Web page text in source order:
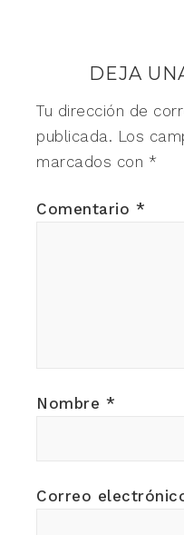
DEJA
Tu dirección de
publicada. Los
marcados con *
Comentario *
Nombre *
Correo